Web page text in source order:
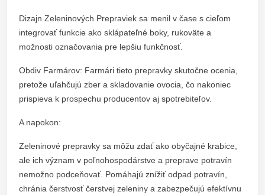
Dizajn Zeleninových Prepraviek sa menil v čase s cieľom
integrovať funkcie ako sklápateľné boky, rukoväte a
možnosti označovania pre lepšiu funkčnosť.
Obdiv Farmárov: Farmári tieto prepravky skutočne ocenia,
pretože uľahčujú zber a skladovanie ovocia, čo nakoniec
prispieva k prospechu producentov aj spotrebiteľov.
A napokon:
Zeleninové prepravky sa môžu zdať ako obyčajné krabice,
ale ich význam v poľnohospodárstve a preprave potravín
nemožno podceňovať. Pomáhajú znížiť odpad potravín,
chránia čerstvosť čerstvej zeleniny a zabezpečujú efektívnu